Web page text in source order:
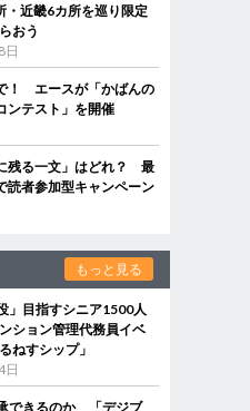
・近畿6カ所を巡り限定
おう
日
！ エースが「かばんの
ンテスト」を開催
残る一文」はどれ？ 最
読者参加型キャンペーン
もっと見る
」目指すシニア1500人
ション管理代務員イベ
ねすシップ」
日
できるのか 「デジブ